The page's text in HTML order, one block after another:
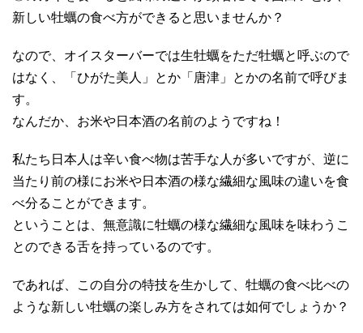
新しい牡蠣の食べ方ができると思いませんか？
なので、オイスターバーでは生牡蠣をただ牡蠣と呼ぶので
はなく、「ひがた美人」とか「唐津」とかの名前で呼びま
す。
なんだか、お米や日本酒の名前のようですね！
私たち日本人は辛い食べ物は苦手な人が多いですが、逆に
当たり前の様にお米や日本酒の様な繊細な風味の違いを食
べ分ることができます。
ということは、無意識に牡蠣の様な繊細な風味を味わうこ
とのできる舌を持っているのです。
であれば、この自分の特技を生かして、牡蠣の食べ比べの
ような新しい牡蠣の楽しみ方をされては如何でしょうか？